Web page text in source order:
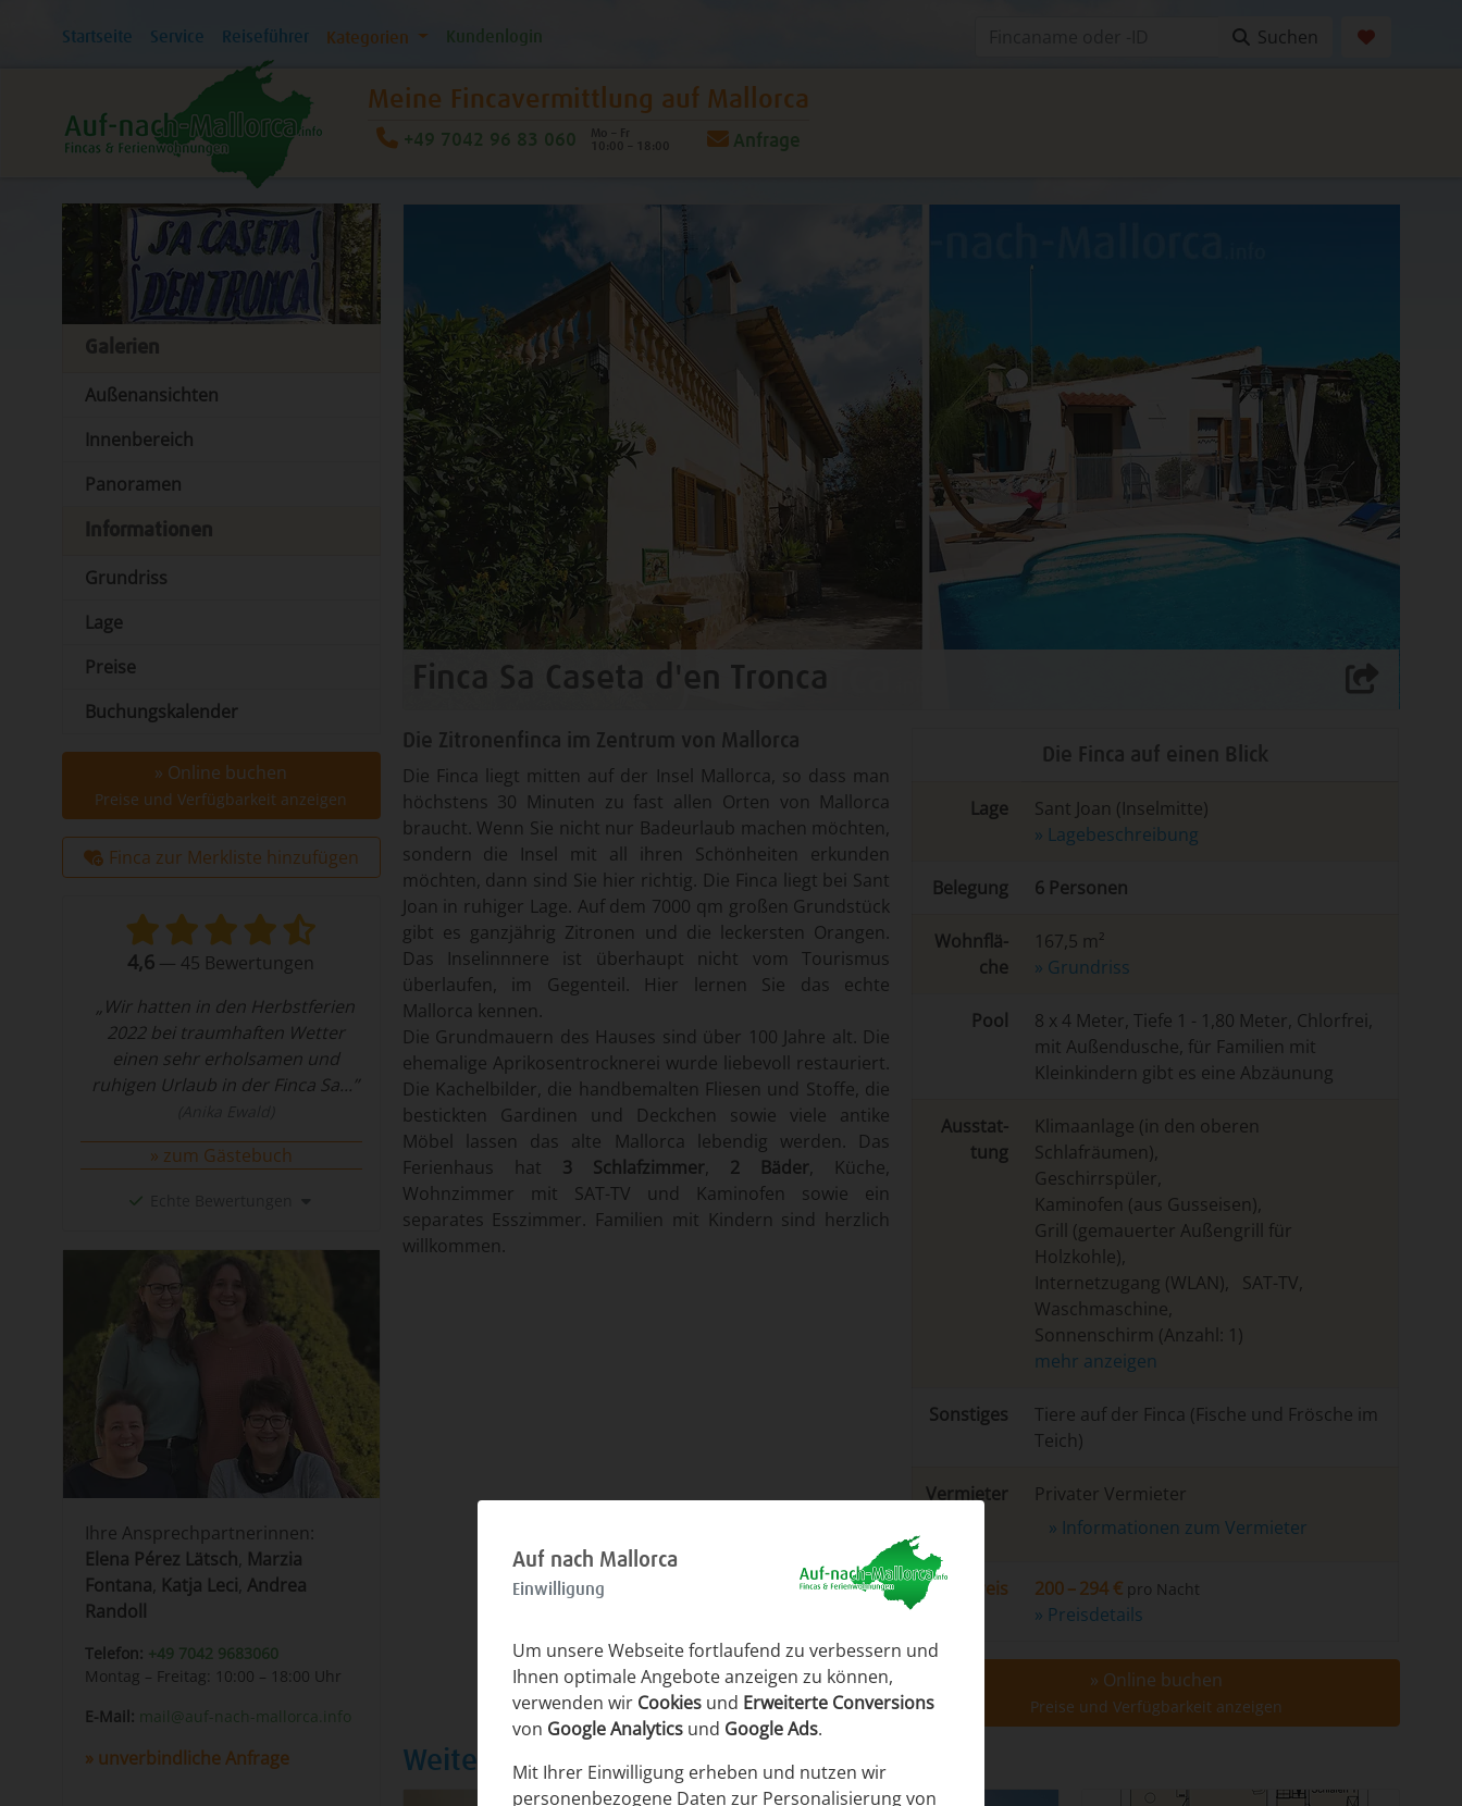
Startseite Service Reiseführer Kategorien Kundenlogin Suchen
Meine Fincavermittlung auf Mallorca
+49 7042 96 83 060
Mo – Fr
10:00 – 18:00
Anfrage
Galerien
Außenansichten
Innenbereich
Panoramen
Informationen
Grundriss
Lage
Preise
Buchungskalender
» Online buchen
Preise und Verfügbarkeit anzeigen
Finca zur Merkliste hinzufügen
4,6 — 45 Bewertungen
„Wir hatten in den Herbstferien
2022 bei traumhaften Wetter
einen sehr erholsamen und
ruhigen Urlaub in der Finca Sa...”
zum Gästebuch
Ihre Ansprechpartnerinnen:
Elena Pérez Lätsch, Marzia
Fontana, Katja Leci, Andrea
Randoll
Telefon: +49 7042 9683060
Montag – Freitag: 10:00 – 18:00 Uhr
E-Mail: mail@auf-nach-mallorca.info
unverbindliche Anfrage
Finca Sa Caseta d'en Tronca
Die Zitronenfinca im Zentrum von Mallorca
Die Finca liegt mitten auf der Insel Mallorca, so dass man
höchstens 30 Minuten zu fast allen Orten von Mallorca
braucht. Wenn Sie nicht nur Badeurlaub machen möchten,
sondern die Insel mit all ihren Schönheiten erkunden
möchten, dann sind Sie hier richtig. Die Finca liegt bei Sant
Joan in ruhiger Lage. Auf dem 7000 qm großen Grundstück
gibt es ganzjährig Zitronen und die leckersten Orangen.
Das Inselinnnere ist überhaupt nicht vom Tourismus
überlaufen, im Gegenteil. Hier lernen Sie das echte
Mallorca kennen.
Die Grundmauern des Hauses sind über 100 Jahre alt. Die
ehemalige Aprikosentrocknerei wurde liebevoll restauriert.
Die Kachelbilder, die handbemalten Fliesen und Stoffe, die
bestickten Gardinen und Deckchen sowie viele antike
Möbel lassen das alte Mallorca lebendig werden. Das
Ferienhaus hat 3 Schlafzimmer, 2 Bäder, Küche,
Wohnzimmer mit SAT-TV und Kaminofen sowie ein
separates Esszimmer. Familien mit Kindern sind herzlich
willkommen.
Die Finca auf einen Blick
Lage Sant Joan (Inselmitte)
» La­ge­be­schrei­bung
Belegung 6 Personen
Wohn­flä­
che
167,5 m²
» Grundriss
Pool
8 x 4 Meter, Tiefe 1 - 1,80 Meter, Chlorfrei,
mit Außendusche, für Familien mit
Kleinkindern gibt es eine Abzäunung
Aus­stat­
tung
Klimaanlage (in den oberen
Schlafräumen),
Geschirrspüler,
Kaminofen (aus Gusseisen),
Grill (gemauerter Außengrill für
Holzkohle),
Internetzugang (WLAN), SAT-TV,
Waschmaschine,
Sonnenschirm (Anzahl: 1)
Son­sti­ges
Tiere auf der Finca (Fische und Frösche im
Teich)
Vermieter
Privater Vermieter
» Informationen zum Vermieter
Preis 200 – 294 € pro Nacht
» Preisdetails
» Online buchen
Preise und Verfügbarkeit anzeigen
Weitere Galerien
Auf nach Mallorca
Einwilligung
Um unsere Webseite fortlaufend zu verbessern und
Ihnen optimale Angebote anzeigen zu können,
verwenden wir Cookies und Erweiterte Conversions
von Google Analytics und Google Ads.
Mit Ihrer Einwilligung erheben und nutzen wir
personenbezogene Daten zur Personalisierung von